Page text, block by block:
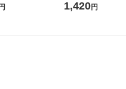
軟剤 詰め替え 超
円
箱（24本入）
1,420円